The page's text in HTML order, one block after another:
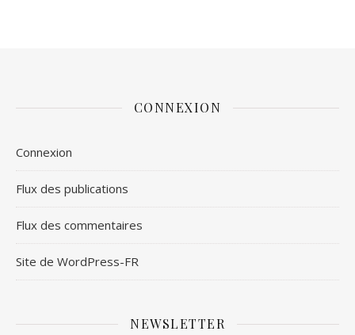
CONNEXION
Connexion
Flux des publications
Flux des commentaires
Site de WordPress-FR
NEWSLETTER